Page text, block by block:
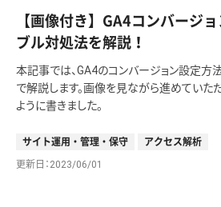
【画像付き】GA4コンバージ
ブル対処法を解説！
本記事では、GA4のコンバージョン設定方
で解説します。画像を見ながら進めていた
ように書きました。
サイト運用・管理・保守 アクセス解析
更新日 2023/06/01